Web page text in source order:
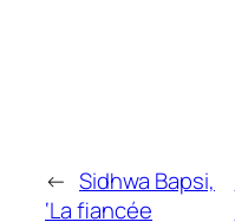
← Sidhwa Bapsi,
‘La fiancée